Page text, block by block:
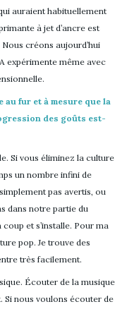
auraient habituellement
à jet d’ancre est
créons aujourd’hui
expérimente même avec
au fur et à mesure que la
des goûts est-
Si vous éliminez la culture
un nombre infini de
pas avertis, ou
dans notre partie du
et s’installe. Pour ma
pop. Je trouve des
très facilement.
Écouter de la musique
Si nous voulons écouter de